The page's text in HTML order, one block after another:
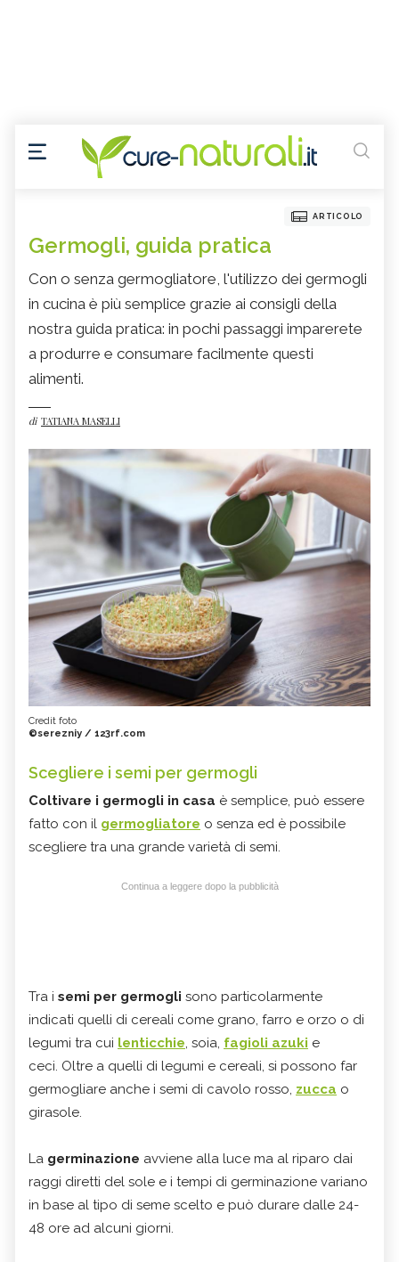
ARTICOLO
Germogli, guida pratica
Con o senza germogliatore, l'utilizzo dei germogli
in cucina è più semplice grazie ai consigli della
nostra guida pratica: in pochi passaggi imparerete
a produrre e consumare facilmente questi
alimenti.
di TATIANA MASELLI
Credit foto
©serezniy / 123rf.com
Scegliere i semi per germogli
Coltivare i germogli in casa è semplice, può essere
fatto con il germogliatore o senza ed è possibile
scegliere tra una grande varietà di semi.
Continua a leggere dopo la pubblicità
Tra i semi per germogli sono particolarmente
indicati quelli di cereali come grano, farro e orzo o di
legumi tra cui lenticchie, soia, fagioli azuki e
ceci. Oltre a quelli di legumi e cereali, si possono far
germogliare anche i semi di cavolo rosso, zucca o
girasole.
La germinazione avviene alla luce ma al riparo dai
raggi diretti del sole e i tempi di germinazione variano
in base al tipo di seme scelto e può durare dalle 24-
48 ore ad alcuni giorni.